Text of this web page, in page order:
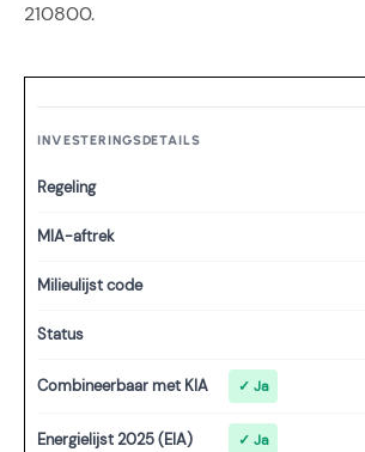
210800.
INVESTERINGSDETAILS
Regeling
MIA-aftrek
Milieulijst code
Status
Combineerbaar met KIA ✓ Ja
Energielijst 2025 (EIA) ✓ Ja